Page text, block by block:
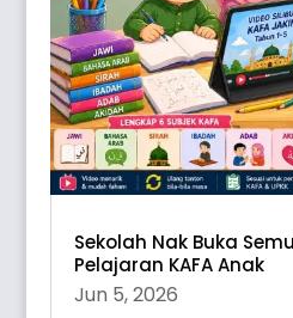
Sekolah Nak Buka
Pelajaran KAFA Anak
Jun 5, 2026